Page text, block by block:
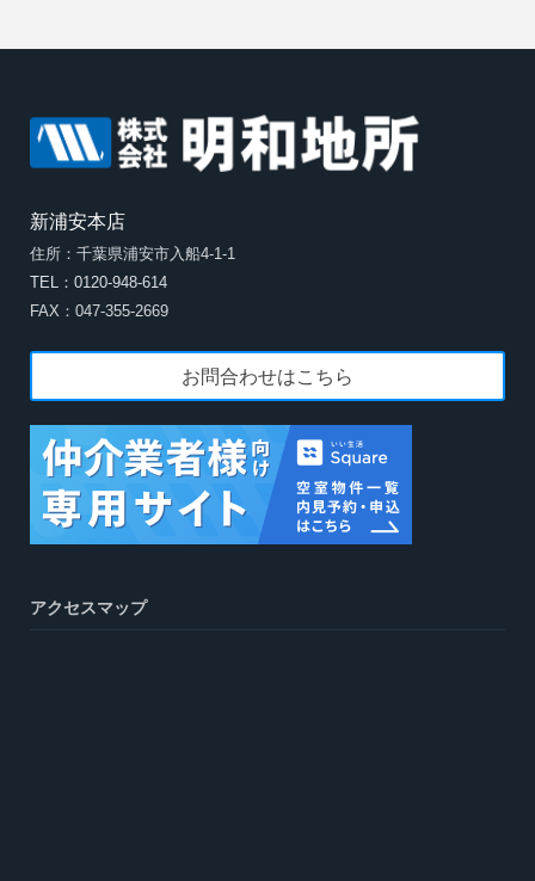
新浦安本店
住所：千葉県浦安市入船4-1-1
TEL：0120-948-614
FAX：047-355-2669
お問合わせはこちら
アクセスマップ